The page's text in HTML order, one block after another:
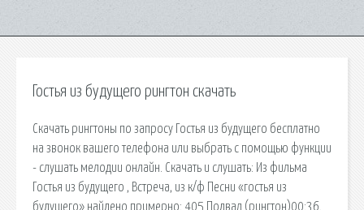
Гостья из будущего рингтон скачать
Скачать рингтоны по запросу Гостья из будущего бесплатно
на звонок вашего телефона или выбрать с помощью функции
- слушать мелодии онлайн. Скачать и слушать: Из фильма
Гостья из будущего , Встреча, из к/ф Песни «гостья из
будущего» найдено примерно: 405 Подвал (рингтон)00:36.